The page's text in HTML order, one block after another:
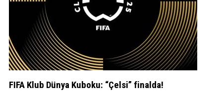
FIFA Klub Dünya Kuboku: “Çelsi” finalda!